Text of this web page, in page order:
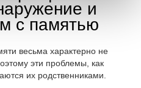
и
с памятью
весьма характерно не
эти проблемы, как
их родственниками.